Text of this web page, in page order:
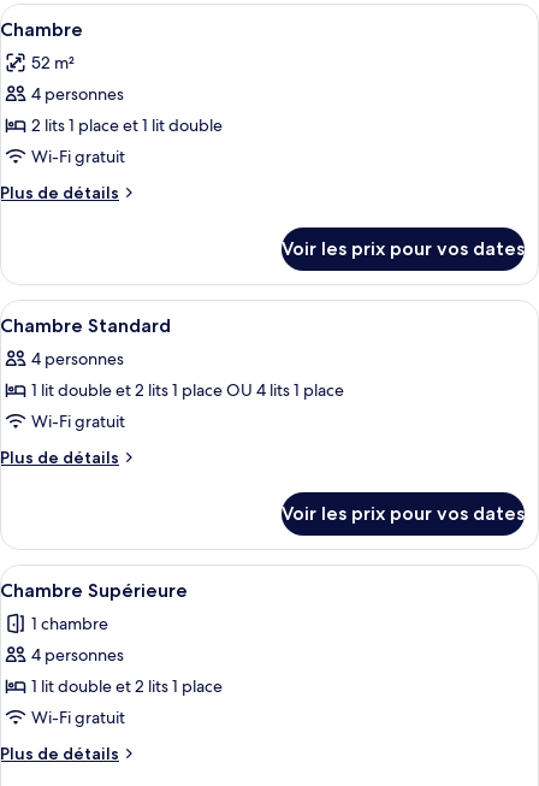
Afficher
toutes
les
photos
pour
ce
type
de
Chambre
Literie de qualité supérieure,
4
Chambre
52 m²
4 personnes
2 lits 1 place et 1 lit double
Wi-Fi gratuit
Plus de détails
Plus
le
type
de
Chambre
Voir les prix pour vos dates
Afficher
toutes
les
photos
pour
ce
chambre :
Chambre
Standard
Un lit à baldaquin, une tête de lit en
17
Chambre Standard
4 personnes
1 lit double et 2 lits 1 place OU 4 lits 1 place
Wi-Fi gratuit
Plus de détails
Plus
le
type
de
Chambre
Standard
Voir les prix pour vos dates
Afficher
toutes
les
photos
pour
ce
type
de
Une salle de bain avec un lavabo
20
Chambre Supérieure
1 chambre
4 personnes
1 lit double et 2 lits 1 place
Wi-Fi gratuit
Plus de détails
Plus